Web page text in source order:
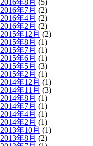
2016年8月 (5)
2016年7月 (2)
2016年4月 (2)
2016年2月 (2)
2015年12月 (2)
2015年8月 (1)
2015年7月 (1)
2015年6月 (1)
2015年5月 (3)
2015年2月 (1)
2014年12月 (1)
2014年11月 (3)
2014年8月 (1)
2014年7月 (1)
2014年4月 (1)
2014年2月 (1)
2013年10月 (1)
2013年8月 (2)